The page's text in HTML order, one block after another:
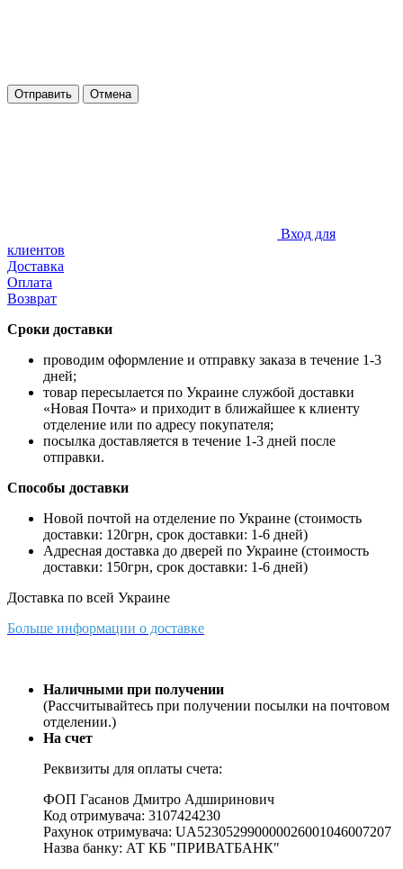
Отправить Отмена
Вход для
клиентов
Доставка
Оплата
Возврат
Сроки доставки
проводим оформление и отправку заказа в течение 1-3
дней;
товар пересылается по Украине службой доставки
«Новая Почта» и приходит в ближайшее к клиенту
отделение или по адресу покупателя;
посылка доставляется в течение 1-3 дней после
отправки.
Способы доставки
Новой почтой на отделение по Украине (стоимость
доставки: 120грн, срок доставки: 1-6 дней)
Адресная доставка до дверей по Украине (стоимость
доставки: 150грн, срок доставки: 1-6 дней)
Доставка по всей Украине
Больше информации о доставке
Наличными при получении
(Рассчитывайтесь при получении посылки на почтовом
отделении.)
На счет
Реквизиты для оплаты счета:
ФОП Гасанов Дмитро Адширинович
Код отримувача: 3107424230
Рахунок отримувача: UA523052990000026001046007207
Назва банку: АТ КБ "ПРИВАТБАНК"